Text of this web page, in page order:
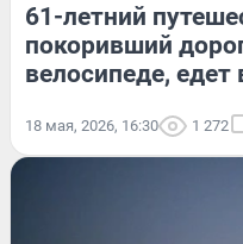
61-летний
покоривший
велосипеде,
18 мая, 2026, 16:30 1 272